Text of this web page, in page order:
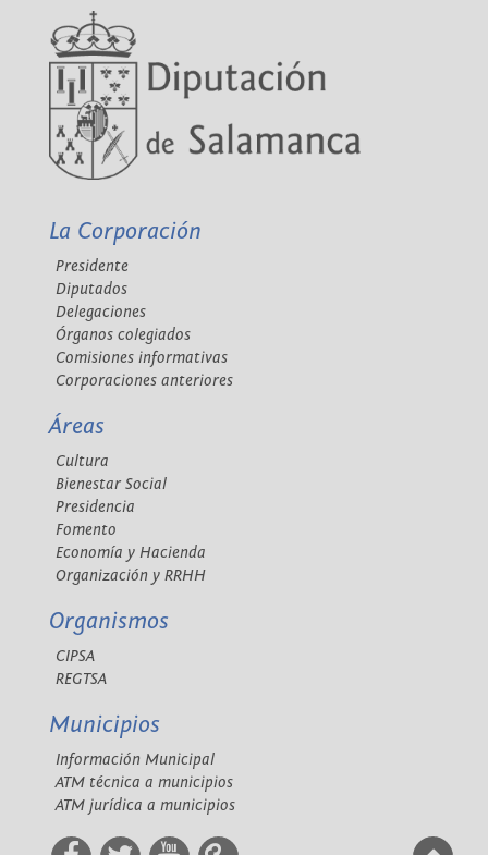
La Corporación
Presidente
Diputados
Delegaciones
Órganos colegiados
Comisiones informativas
Corporaciones anteriores
Áreas
Cultura
Bienestar Social
Presidencia
Fomento
Economía y Hacienda
Organización y RRHH
Organismos
CIPSA
REGTSA
Municipios
Información Municipal
ATM técnica a municipios
ATM jurídica a municipios